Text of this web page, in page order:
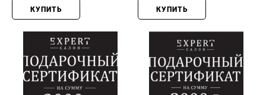
КУПИТЬ КУПИТЬ